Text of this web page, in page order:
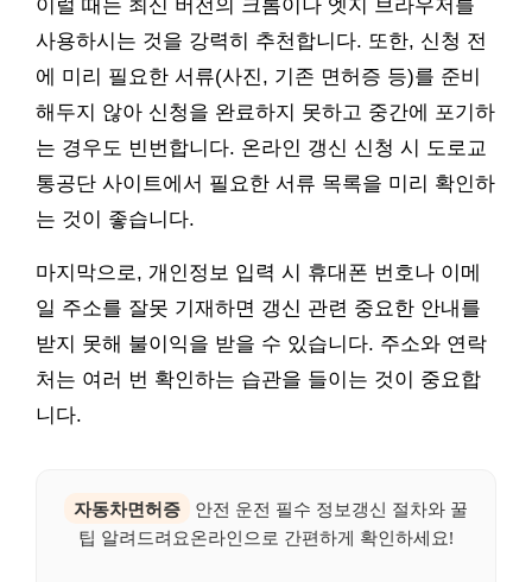
이럴 때는 최신 버전의 크롬이나 엣지 브라우저를
사용하시는 것을 강력히 추천합니다. 또한, 신청 전
에 미리 필요한 서류(사진, 기존 면허증 등)를 준비
해두지 않아 신청을 완료하지 못하고 중간에 포기하
는 경우도 빈번합니다. 온라인 갱신 신청 시 도로교
통공단 사이트에서 필요한 서류 목록을 미리 확인하
는 것이 좋습니다.
마지막으로, 개인정보 입력 시 휴대폰 번호나 이메
일 주소를 잘못 기재하면 갱신 관련 중요한 안내를
받지 못해 불이익을 받을 수 있습니다. 주소와 연락
처는 여러 번 확인하는 습관을 들이는 것이 중요합
니다.
자동차면허증
안전 운전 필수 정보갱신 절차와 꿀
팁 알려드려요온라인으로 간편하게 확인하세요!